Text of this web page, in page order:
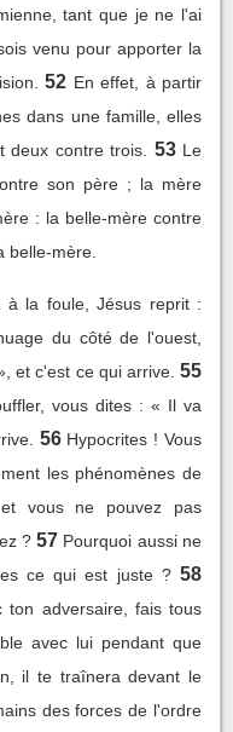
tant que je ne l'ai
venu pour apporter la
52 En effet, à partir
dans une famille, elles
deux contre trois.
53 Le
son père ; la mère
: la belle-mère contre
belle-mère.
à la foule, Jésus reprit :
du côté de l'ouest,
et c'est ce qui arrive. 55
vous dites : « Il va
56 Hypocrites ! Vous
les phénomènes de
vous ne pouvez pas
? 57 Pourquoi aussi ne
ce qui est juste ? 58
ton adversaire, fais tous
avec lui pendant que
il te traînera devant le
des forces de l'ordre